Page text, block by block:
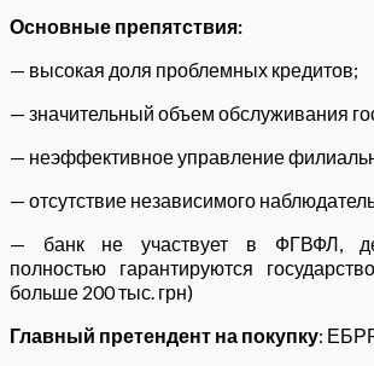
Основные препятствия:
— высокая доля проблемных кредитов;
— значительный объем обслуживания
— неэффективное управление
— отсутствие независимого
— банк не участвует в ФГВФЛ,
полностью гарантируются
больше 200 тыс. грн)
Главный претендент на покупку: